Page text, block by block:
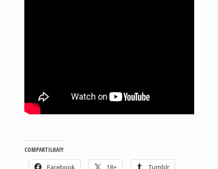
COMPARTILHA!!!
Facebook 18+ Tumblr